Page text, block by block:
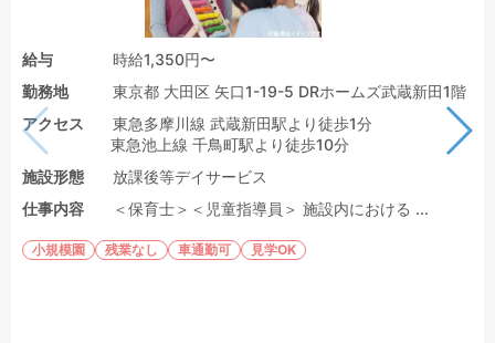
給与
時給1,350円〜
勤務地
東京都 大田区 矢口1-19-5 DRホームズ武蔵新田1階
アクセス
東急多摩川線 武蔵新田駅より徒歩1分
東急池上線 千鳥町駅より徒歩10分
施設形態
放課後等デイサービス
仕事内容
＜保育士＞＜児童指導員＞ 施設内における ...
小規模園 残業なし 車通勤可 見学OK